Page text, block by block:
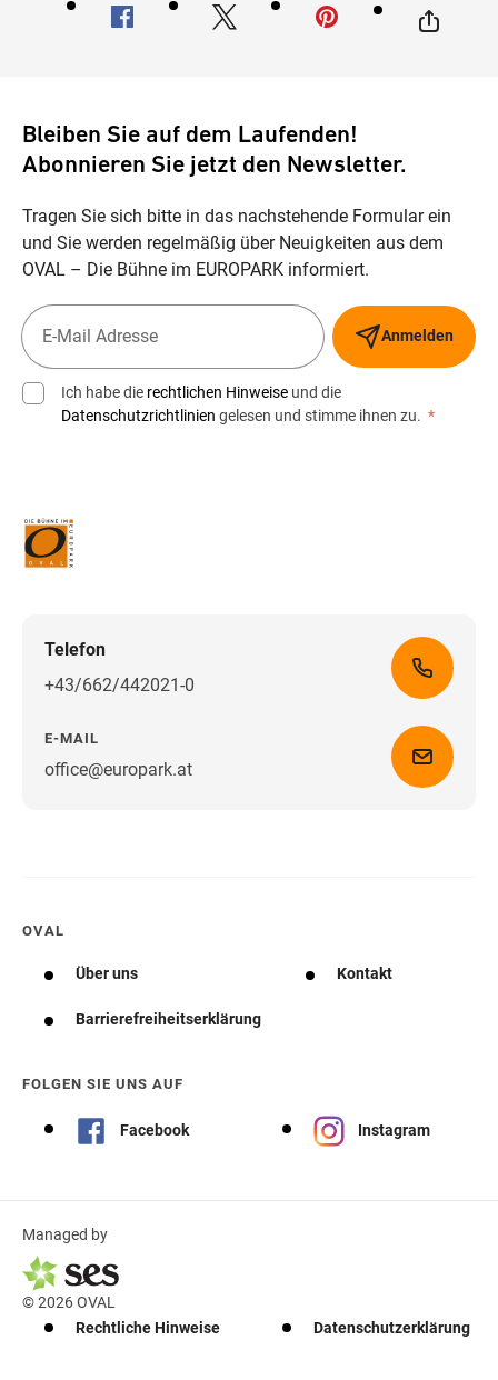
Bleiben Sie auf dem Laufenden!
Abonnieren Sie jetzt den Newsletter.
Tragen Sie sich bitte in das nachstehende Formular ein
und Sie werden regelmäßig über Neuigkeiten aus dem
OVAL – Die Bühne im EUROPARK informiert.
Anmelden
Ich habe die rechtlichen Hinweise und die
Datenschutzrichtlinien gelesen und stimme ihnen zu. *
Telefon
+43/662/442021-0
E-MAIL
office@europark.atWegbeschreibung erhalten
OVAL
Über uns Kontakt
Barrierefreiheitserklärung
FOLGEN SIE UNS AUF
Facebook Instagram
Managed by
© 2026 OVAL
Rechtliche Hinweise
Datenschutzerklärung